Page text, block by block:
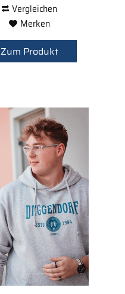
Vergleichen
Merken
Zum Produkt